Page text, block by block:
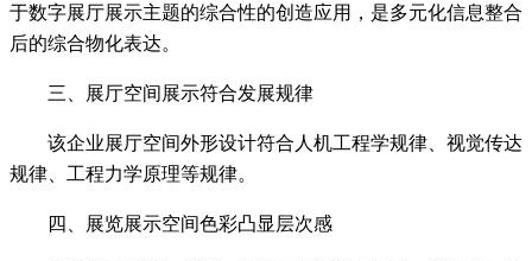
于数字展厅展示主题的综合性的创造应用，是多元化信息整合
后的综合物化表达。
三、展厅空间展示符合发展规律
该企业展厅空间外形设计符合人机工程学规律、视觉传达
规律、工程力学原理等规律。
四、展览展示空间色彩凸显层次感